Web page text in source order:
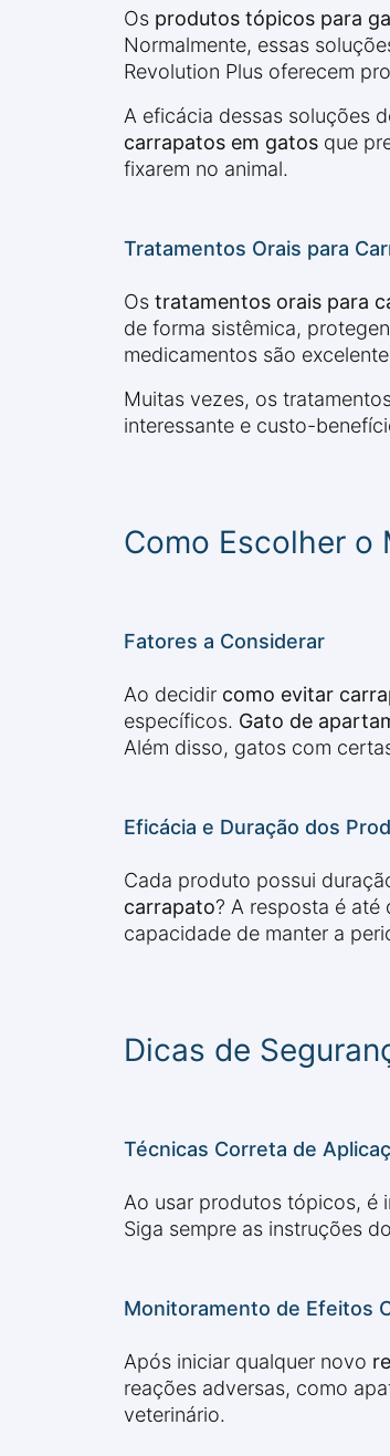
Os produtos tópicos para
Normalmente, essas
Revolution Plus oferecem
A eficácia dessas soluções
carrapatos em gatos que
fixarem no animal.
Tratamentos Orais para
Os tratamentos orais para
de forma sistêmica,
medicamentos são
Muitas vezes, os
interessante e custo-
Como Escolher o
Fatores a Considerar
Ao decidir como evitar
específicos. Gato de
Além disso, gatos com
Eficácia e Duração dos
Cada produto possui
carrapato? A resposta é até
capacidade de manter a
Dicas de
Técnicas Correta de
Ao usar produtos tópicos, é
Siga sempre as instruções
Monitoramento de Efeitos
Após iniciar qualquer novo
reações adversas, como
veterinário.